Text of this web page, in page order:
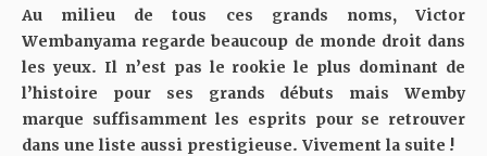
Au milieu de tous ces grands noms, Victor
Wembanyama regarde beaucoup de monde droit dans
les yeux. Il n’est pas le rookie le plus dominant de
l’histoire pour ses grands débuts mais Wemby
marque suffisamment les esprits pour se retrouver
dans une liste aussi prestigieuse. Vivement la suite !